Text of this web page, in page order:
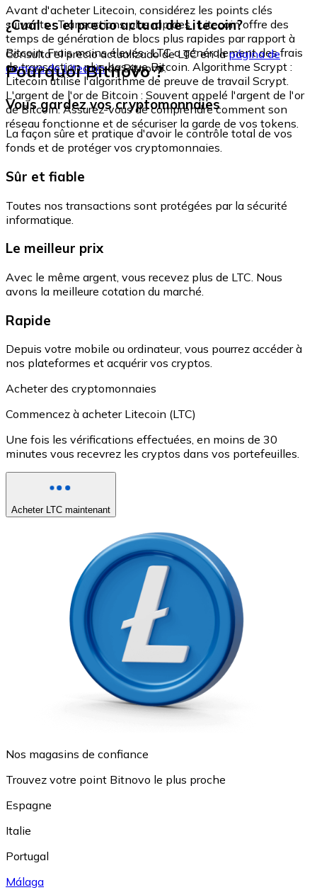
Avant d'acheter Litecoin, considérez les points clés
suivants : Transactions plus rapides : Litecoin offre des
temps de génération de blocs plus rapides par rapport à
Bitcoin. Frais moins élevés : LTC a généralement des frais
de transaction plus bas que Bitcoin. Algorithme Scrypt :
Litecoin utilise l'algorithme de preuve de travail Scrypt.
L'argent de l'or de Bitcoin : Souvent appelé l'argent de l'or
de Bitcoin. Assurez-vous de comprendre comment son
réseau fonctionne et de sécuriser la garde de vos tokens.
¿Cuál es el precio actual de Litecoin?
Consulta el precio actualizado de LTC en lapágina de
compra de Litecoinde Bitnovo.
Pourquoi Bitnovo ?
Vous gardez vos cryptomonnaies
La façon sûre et pratique d'avoir le contrôle total de vos
fonds et de protéger vos cryptomonnaies.
Sûr et fiable
Toutes nos transactions sont protégées par la sécurité
informatique.
Le meilleur prix
Avec le même argent, vous recevez plus de LTC. Nous
avons la meilleure cotation du marché.
Rapide
Depuis votre mobile ou ordinateur, vous pourrez accéder à
nos plateformes et acquérir vos cryptos.
Acheter des cryptomonnaies
Commencez à acheter Litecoin (LTC)
Une fois les vérifications effectuées, en moins de 30
minutes vous recevrez les cryptos dans vos portefeuilles.
Acheter LTC maintenant
Nos magasins de confiance
Trouvez votre point Bitnovo le plus proche
Espagne
Italie
Portugal
Málaga